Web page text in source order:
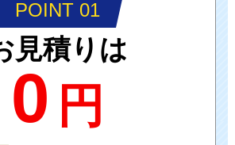
POINT 01
見積りは
0 円